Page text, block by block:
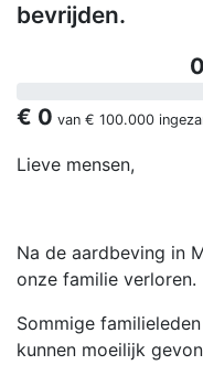
bevrijden.
€ 0 van € 100.000
Lieve mensen,
Na de aardbeving in
onze familie verloren.
Sommige
kunnen moeilijk